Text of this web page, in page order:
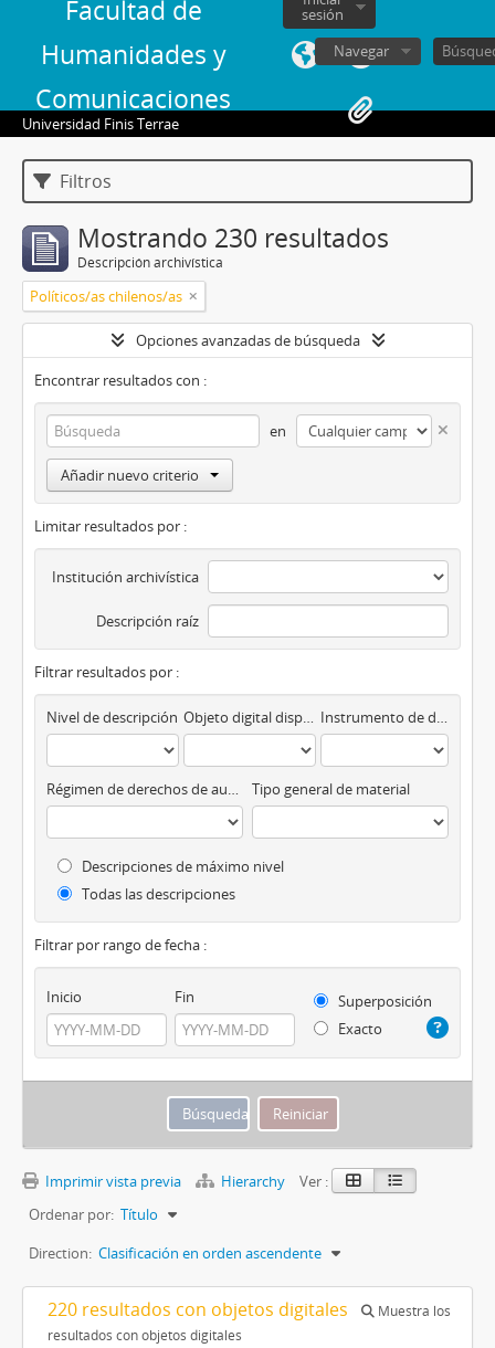
Facultad de
Humanidades y
Comunicaciones
sesión
Navegar
Universidad Finis Terrae
Filtros
Mostrando 230 resultados
Descripción archivística
Políticos/as chilenos/as
Opciones avanzadas de búsqueda
Encontrar resultados con :
en
Añadir nuevo criterio
Limitar resultados por :
Institución archivística
Descripción raíz
Filtrar resultados por :
Nivel de descripción Objeto digital disponibles Instrumento de descripción
Régimen de derechos de autor Tipo general de material
Descripciones de máximo nivel
Todas las descripciones
Filtrar por rango de fecha :
Inicio Fin
Superposición
Exacto
Imprimir vista previa Hierarchy
Ver :
Ordenar por: Título
Direction: Clasificación en orden ascendente
220 resultados con objetos digitales
Muestra los
resultados con objetos digitales